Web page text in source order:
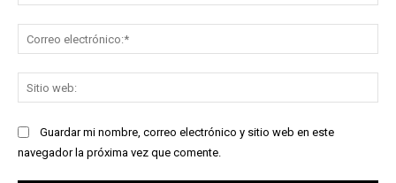
Guardar mi nombre, correo electrónico y sitio web en este
navegador la próxima vez que comente.